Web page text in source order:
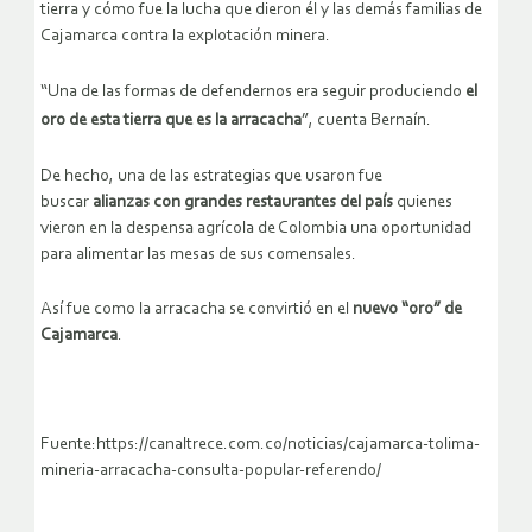
tierra y cómo fue la lucha que dieron él y las demás familias de
Cajamarca contra la explotación minera.
“Una de las formas de defendernos era seguir produciendo el
oro de esta tierra que es la arracacha”, cuenta Bernaín.
De hecho, una de las estrategias que usaron fue
buscar alianzas con grandes restaurantes del país quienes
vieron en la despensa agrícola de Colombia una oportunidad
para alimentar las mesas de sus comensales.
Así fue como la arracacha se convirtió en el nuevo “oro” de
Cajamarca.
Fuente:https://canaltrece.com.co/noticias/cajamarca-tolima-
mineria-arracacha-consulta-popular-referendo/